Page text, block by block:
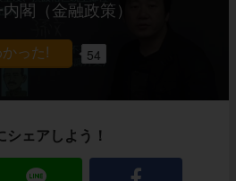
閣（金融政策）
54
シェアしよう！